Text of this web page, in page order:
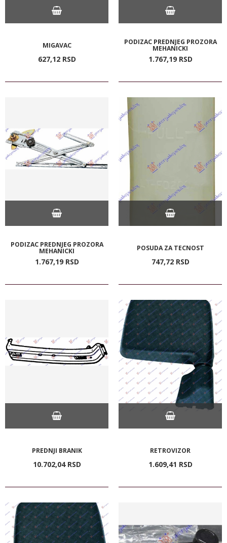
MIGAVAC
627,12 RSD
PODIZAC PREDNJEG PROZORA
MEHANICKI
1.767,19 RSD
PODIZAC PREDNJEG PROZORA
MEHANICKI
1.767,19 RSD
POSUDA ZA TECNOST
747,72 RSD
PREDNJI BRANIK
10.702,04 RSD
RETROVIZOR
1.609,41 RSD